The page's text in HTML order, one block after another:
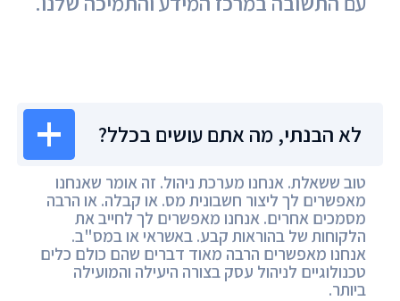
לא הבנתי, מה אתם עושים בכלל?
טוב ששאלת. אנחנו מערכת ניהול. זה אומר שאנחנו
מאפשרים לך ליצור חשבונית מס. או קבלה. או הרבה
מסמכים אחרים. אנחנו מאפשרים לך לחייב את
הלקוחות של בהוראות קבע. באשראי או במס"ב.
אנחנו מאפשרים הרבה מאוד דברים שהם כולם כלים
טכנולוגיים לניהול עסק בצורה היעילה והמועילה
ביותר.